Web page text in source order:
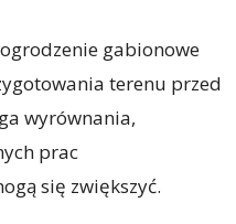
gabionowe
terenu przed
wyrównania,
prac
się zwiększyć.